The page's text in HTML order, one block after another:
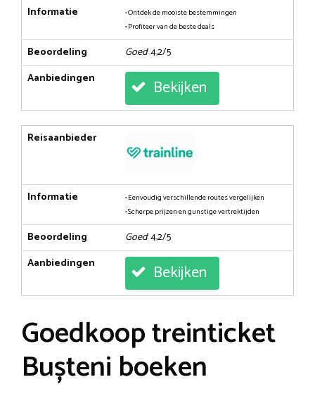
Informatie
• Ontdek de mooiste bestemmingen
• Profiteer van de beste deals
Beoordeling Goed: 4,2/5
Aanbiedingen
Bekijken
Reisaanbieder
Informatie
• Eenvoudig verschillende routes vergelijken
• Scherpe prijzen en gunstige vertrektijden
Beoordeling Goed: 4,2/5
Aanbiedingen
Bekijken
Goedkoop treinticket
Bușteni boeken